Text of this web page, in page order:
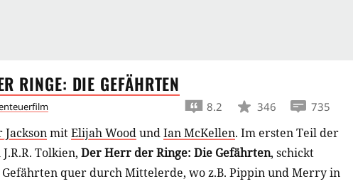
RINGE: DIE GEFÄHRTEN
8.2 346 735
JacksonmitElijah WoodundIan McKellen. Im ersten Teil der
Tolkien, Der Herr der Ringe: Die Gefährten, schickt
Gefährten quer durch Mittelerde, wo z.B. Pippin und Merry in